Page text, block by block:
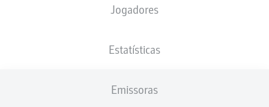
Jogadores
Estatísticas
Emissoras